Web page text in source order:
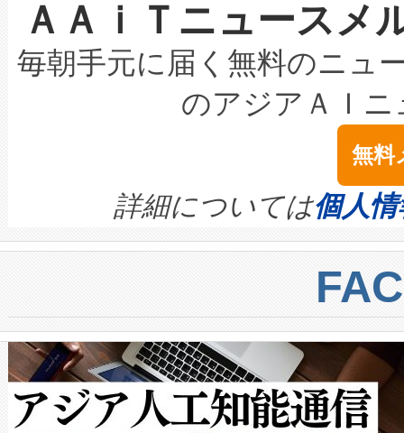
設には、3億～4億ドルかか
最高経営責任者（CEO）であ
す。「当社のfully-connected
ームを利用すれば、6,000万
きます。この効率性は、フェ
持できるよう貢献します。こ
ービスレベル契約（SLA）違
テリー性能の劣化によるダウ
念は、現在データセンターが
ます。 Voltaiq provides a
quality and reliability for AI
BESS stack to ensure battery
centers. Voltaiqは、ai&のAI
からシステム統合、試運転、
クルの各段階のデータを監視
[…]
な環境下でも豊かなディテー
キロメートル範囲を検出
LiDAR for Inspections,
は1535 nmレーザーを搭載。
イズの小径化を実現すること
す。ノーマルモードでは、
ートル先まで検出でき、これ
トに対して約600メートルに
では、反射率10％のターゲッ
で向上し、最大検知距離は
ットだけで最大1キロメート
ＡＡｉＴニュース
毎朝手元に届く無料のニュ
のアジアＡＩ
無料
詳細については個人